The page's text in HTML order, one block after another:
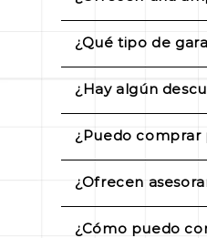
Sí, en Tool
¿Qué tipo de
Todos los
¿Hay algún
Sí,
¿Puedo comprar
Sí, puedes
¿Ofrecen
Sí, nuestro
¿Cómo puedo